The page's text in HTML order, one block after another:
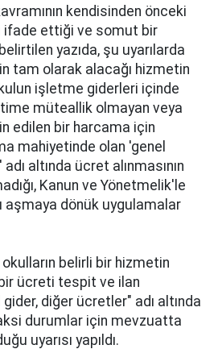
kendisinden önceki
ifade ettiği ve somut bir
yazıda, şu uyarılarda
tam olarak alacağı hizmetin
işletme giderleri içinde
müteallik olmayan veya
edilen bir harcama için
mahiyetinde olan 'genel
altında ücret alınmasının
Kanun ve Yönetmelik'le
aşmaya dönük uygulamalar
okulların belirli bir hizmetin
ücreti tespit ve ilan
diğer ücretler" adı altında
durumlar için mevzuatta
uyarısı yapıldı.